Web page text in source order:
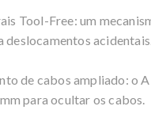
Tool-Free: um
deslocamentos
de cabos ampliado: o
para ocultar os cabos.